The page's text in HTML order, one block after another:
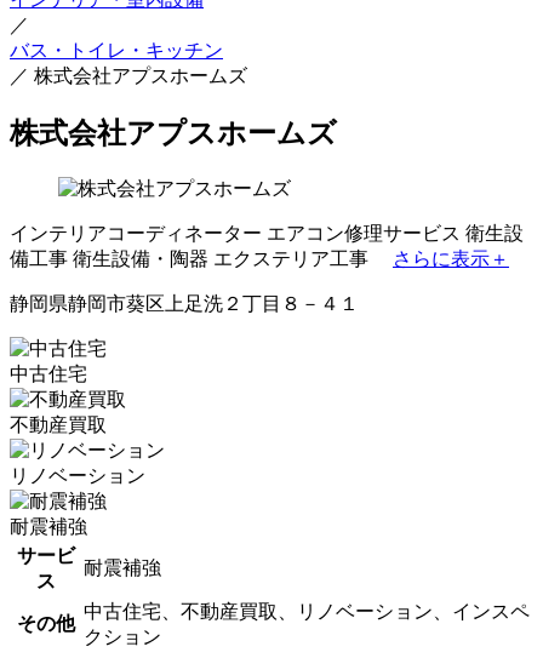
／
バス・トイレ・キッチン
／ 株式会社アプスホームズ
株式会社アプスホームズ
インテリアコーディネーター エアコン修理サービス 衛生設
備工事 衛生設備・陶器 エクステリア工事 さらに表示＋
静岡県静岡市葵区上足洗２丁目８－４１
中古住宅
不動産買取
リノベーション
耐震補強
サービ
ス
耐震補強
その他
中古住宅、不動産買取、リノベーション、インスペ
クション